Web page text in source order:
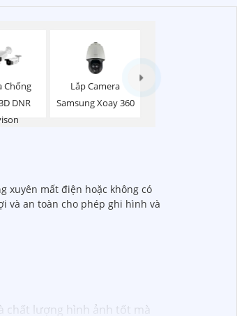
Chống
DNR
Lắp Camera
Samsung Xoay 360
xuyên mất điện hoặc không có
và an toàn cho phép ghi hình và
chất lượng hình ảnh tốt mà